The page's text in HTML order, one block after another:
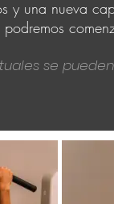
y una nueva
podremos
se